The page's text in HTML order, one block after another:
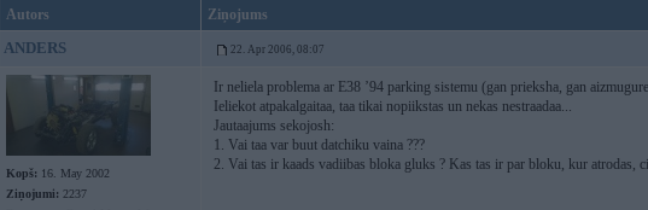
Autors Ziņojums
ANDERS 22. Apr 2006, 08:07
Kopš: 16. May 2002
Ziņojumi: 2237
Ir neliela problema ar E38 ’94 parking sistemu (gan prieksha, gan
Ieliekot atpakalgaitaa, taa tikai nopiikstas un nekas nestraadaa...
Jautaajums sekojosh:
1. Vai taa var buut datchiku vaina ???
2. Vai tas ir kaads vadiibas bloka gluks ? Kas tas ir par bloku, kur atrodas,